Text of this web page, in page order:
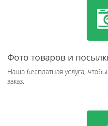
Фото товаров и
Наша бесплатная услуга,
заказ.